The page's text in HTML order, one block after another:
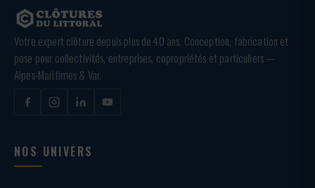
Votre expert clôture depuis plus de 40 ans. Conception, fabrication et
pose pour collectivités, entreprises, copropriétés et particuliers —
Alpes-Maritimes & Var.
NOS UNIVERS